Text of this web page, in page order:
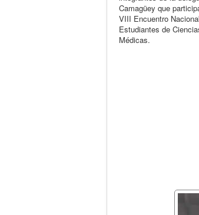
Camagüey que
VIII Encuentro
Estudiantes de
Médicas.